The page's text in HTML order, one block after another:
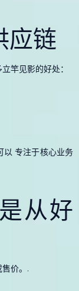
应链
竿见影的好处：
以专注于核心业务
从好
价。.